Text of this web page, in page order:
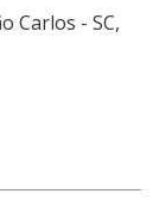
Carlos - SC,